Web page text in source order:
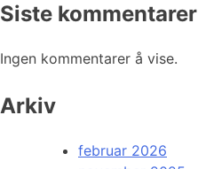
Siste kommentarer
Ingen kommentarer å vise.
Arkiv
februar 2026